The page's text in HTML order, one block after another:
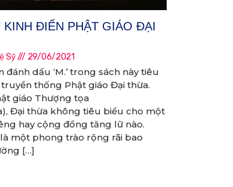
KINH ĐIỂN PHẬT GIÁO ĐẠI
Sỹ 29/06/2021
đánh dấu ‘M.’ trong sách này tiêu
thống Phật giáo Đại thừa.
giáo Thượng tọa
Đại thừa không tiêu biểu cho một
hay cộng đồng tăng lữ nào.
một phong trào rộng rãi bao
[…]